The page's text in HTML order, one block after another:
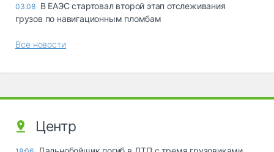
03.08 В ЕАЭС стартовал второй этап отслеживания
грузов по навигационным пломбам
Все новости
Центр